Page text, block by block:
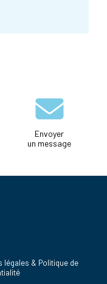
Envoyer
un message
légales & Politique de